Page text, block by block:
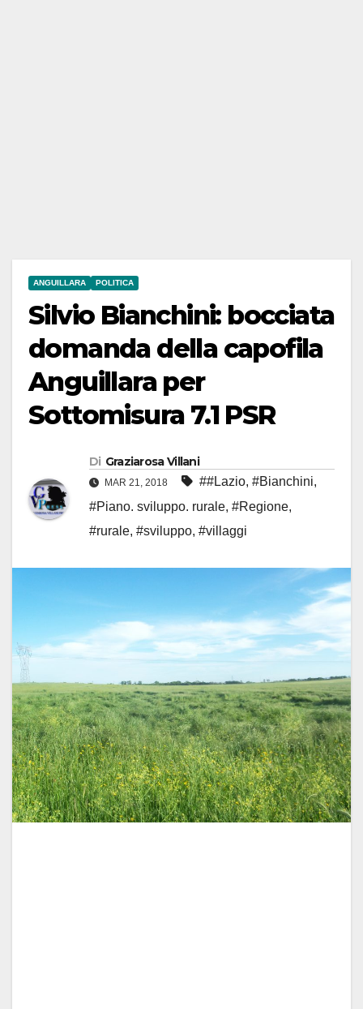
ANGUILLARA POLITICA
Silvio Bianchini: bocciata
domanda della capofila
Anguillara per
Sottomisura 7.1 PSR
Di Graziarosa Villani
MAR 21, 2018 ##Lazio, #Bianchini,
#Piano. sviluppo. rurale, #Regione,
#rurale, #sviluppo, #villaggi